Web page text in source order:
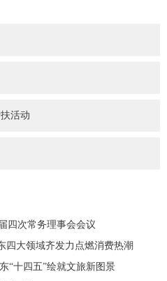
活动
四次常务理事会会议
四大领域齐发力点燃消费热潮
“十四五”绘就文旅新图景